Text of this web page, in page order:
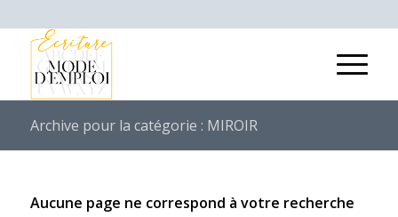
Archive pour la catégorie : MIROIR
Aucune page ne correspond à votre recherche